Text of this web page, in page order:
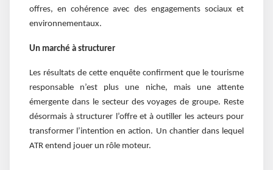
offres, en cohérence avec des engagements sociaux et
environnementaux.
Un marché à structurer
Les résultats de cette enquête confirment que le tourisme
responsable n’est plus une niche, mais une attente
émergente dans le secteur des voyages de groupe. Reste
désormais à structurer l’offre et à outiller les acteurs pour
transformer l’intention en action. Un chantier dans lequel
ATR entend jouer un rôle moteur.